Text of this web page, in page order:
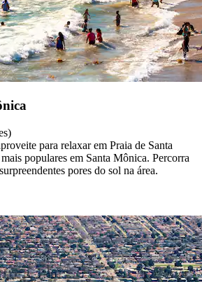
para relaxar em Praia de Santa
populares em Santa Mônica. Percorra
pores do sol na área.